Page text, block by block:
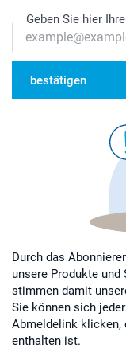
Geben Sie hier
bestätigen
Durch das
unsere Produkte und
stimmen damit
Sie können sich
Abmeldelink klicken,
enthalten ist.